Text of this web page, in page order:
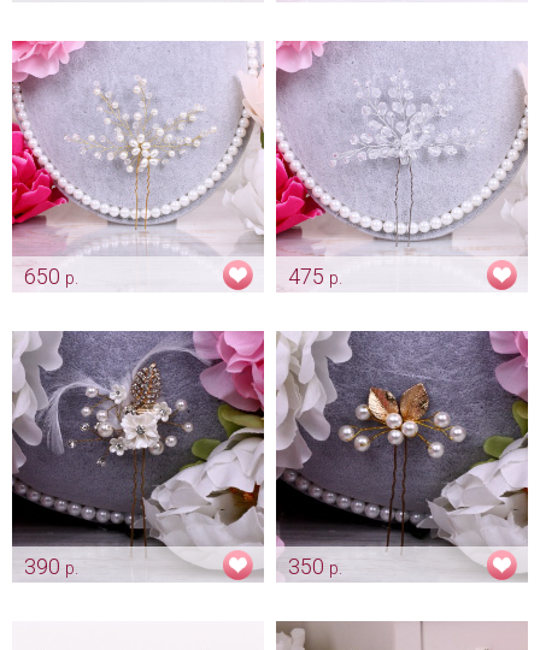
Арт: diad_0442 Арт: diad_0024
650 р.
475 р.
390 р.
350 р.
Арт: diad_0088